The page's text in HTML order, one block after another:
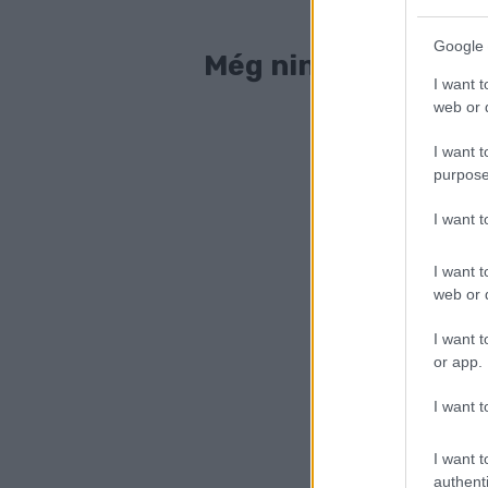
Google
I want
web or
I want
I want
I want
web or
I want
or app.
I want
I want
Még nincs vége!